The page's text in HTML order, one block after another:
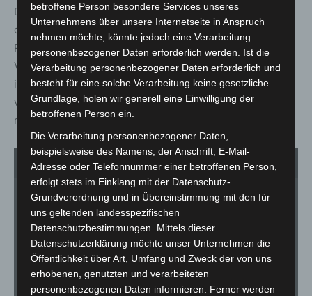
Die UN-Dekade Fachjury hat sich für die Auszeichnung
des Projekts „Vielfalt der Insekten“ entschieden, da „das
Projekt in vorbildlicher Weise positive Zugänge zur
Vielfalt von Insekten vermittelt. Der umfassende Ansatz
ist positiv hervorzuheben, da so, neben der Vermittlung
von Wissen über die biologische Vielfalt, auch für eine
nachhaltige Zukunft sensibilisiert wird“.
1von 2
betroffene Person besondere Services unseres
Unternehmens über unsere Internetseite in Anspruch
nehmen möchte, könnte jedoch eine Verarbeitung
personenbezogener Daten erforderlich werden. Ist die
Verarbeitung personenbezogener Daten erforderlich und
besteht für eine solche Verarbeitung keine gesetzliche
Grundlage, holen wir generell eine Einwilligung der
betroffenen Person ein.
Die Verarbeitung personenbezogener Daten,
beispielsweise des Namens, der Anschrift, E-Mail-
Adresse oder Telefonnummer einer betroffenen Person,
erfolgt stets im Einklang mit der Datenschutz-
Grundverordnung und in Übereinstimmung mit den für
uns geltenden landesspezifischen
Datenschutzbestimmungen. Mittels dieser
Datenschutzerklärung möchte unser Unternehmen die
Öffentlichkeit über Art, Umfang und Zweck der von uns
erhobenen, genutzten und verarbeiteten
personenbezogenen Daten informieren. Ferner werden